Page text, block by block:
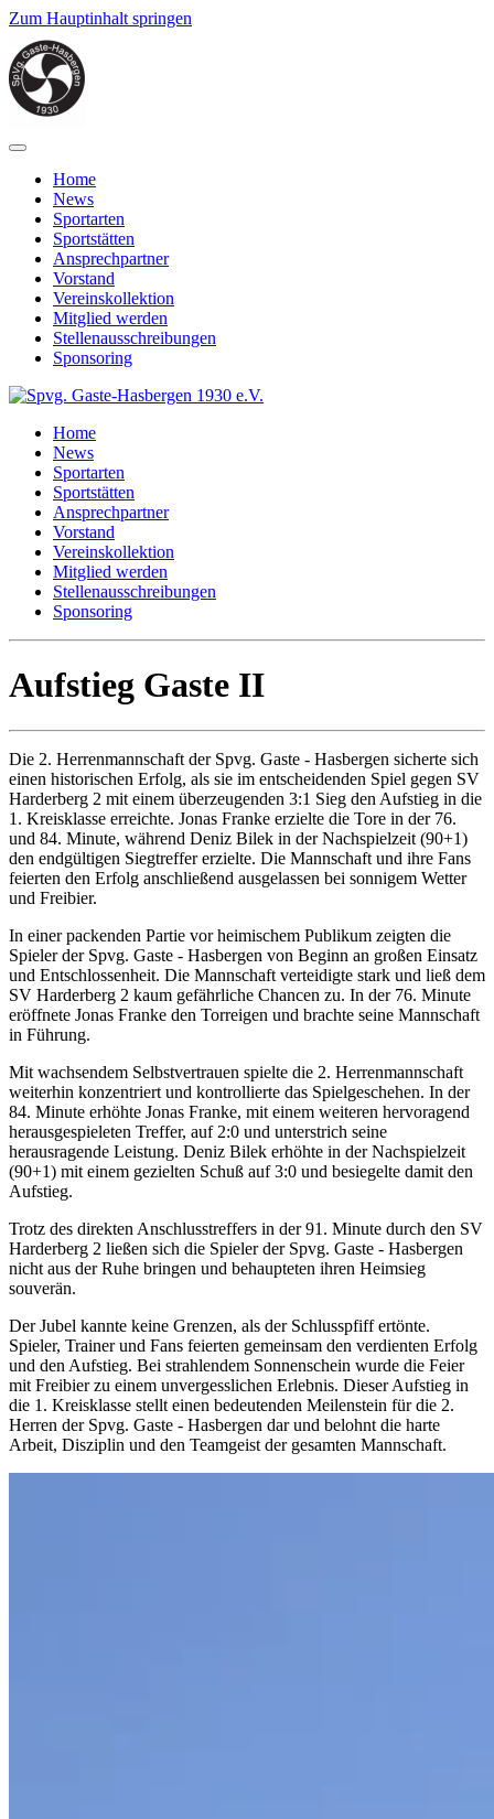
Zum Hauptinhalt springen
Home
News
Sportarten
Sportstätten
Ansprechpartner
Vorstand
Vereinskollektion
Mitglied werden
Stellenausschreibungen
Sponsoring
Home
News
Sportarten
Sportstätten
Ansprechpartner
Vorstand
Vereinskollektion
Mitglied werden
Stellenausschreibungen
Sponsoring
Aufstieg Gaste II
Die 2. Herrenmannschaft der Spvg. Gaste - Hasbergen sicherte sich
einen historischen Erfolg, als sie im entscheidenden Spiel gegen SV
Harderberg 2 mit einem überzeugenden 3:1 Sieg den Aufstieg in die
1. Kreisklasse erreichte. Jonas Franke erzielte die Tore in der 76.
und 84. Minute, während Deniz Bilek in der Nachspielzeit (90+1)
den endgültigen Siegtreffer erzielte. Die Mannschaft und ihre Fans
feierten den Erfolg anschließend ausgelassen bei sonnigem Wetter
und Freibier.
In einer packenden Partie vor heimischem Publikum zeigten die
Spieler der Spvg. Gaste - Hasbergen von Beginn an großen Einsatz
und Entschlossenheit. Die Mannschaft verteidigte stark und ließ dem
SV Harderberg 2 kaum gefährliche Chancen zu. In der 76. Minute
eröffnete Jonas Franke den Torreigen und brachte seine Mannschaft
in Führung.
Mit wachsendem Selbstvertrauen spielte die 2. Herrenmannschaft
weiterhin konzentriert und kontrollierte das Spielgeschehen. In der
84. Minute erhöhte Jonas Franke, mit einem weiteren hervoragend
herausgespieleten Treffer, auf 2:0 und unterstrich seine
herausragende Leistung. Deniz Bilek erhöhte in der Nachspielzeit
(90+1) mit einem gezielten Schuß auf 3:0 und besiegelte damit den
Aufstieg.
Trotz des direkten Anschlusstreffers in der 91. Minute durch den SV
Harderberg 2 ließen sich die Spieler der Spvg. Gaste - Hasbergen
nicht aus der Ruhe bringen und behaupteten ihren Heimsieg
souverän.
Der Jubel kannte keine Grenzen, als der Schlusspfiff ertönte.
Spieler, Trainer und Fans feierten gemeinsam den verdienten Erfolg
und den Aufstieg. Bei strahlendem Sonnenschein wurde die Feier
mit Freibier zu einem unvergesslichen Erlebnis. Dieser Aufstieg in
die 1. Kreisklasse stellt einen bedeutenden Meilenstein für die 2.
Herren der Spvg. Gaste - Hasbergen dar und belohnt die harte
Arbeit, Disziplin und den Teamgeist der gesamten Mannschaft.